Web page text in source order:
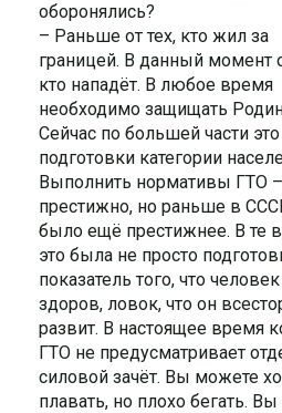
оборонялись?
– Раньше от тех, кто жил за
границей. В данный момент
кто нападёт. В любое время
необходимо защищать
Сейчас по большей части
подготовки категории
Выполнить нормативы ГТО –
престижно, но раньше в
было ещё престижнее. В те
это была не просто
показатель того, что
здоров, ловок, что он
развит. В настоящее время
ГТО не предусматривает
силовой зачёт. Вы можете
плавать, но плохо бегать.